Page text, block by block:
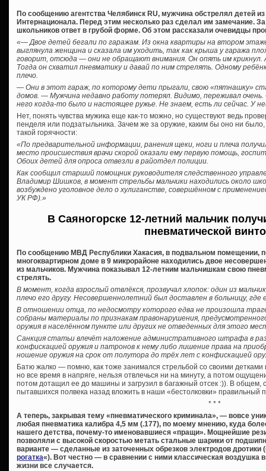
По сообщению агентства Челябинск RU, мужчина обстрелял детей
Интернационала. Перед этим несколько раз сделал им замечание.
школьников ответ в грубой форме. Об этом рассказали очевидцы
«— Двое детей бегали по гаражам. Из окна квартиры на втором
выглянула женщина и сказала им уходить, так как крыша у гаража
говорит, отсюда — они не обращают внимания. Он опять им
Тогда он схватил пневматику и давай по ним стрелять. Одному
плечо.
— Они в этот гараж, по которому дети прыгали, свою «пятнашку»
домов. — Мужчина недавно работу потерял. Видимо, переживал
него когда-то было и настоящее ружье. Не знаем, есть ли сейчас. У
Нет, понять чувства мужика еще как-то можно, но существуют ведь
пенделя или подзатыльника. Зачем же за оружие, каким бы оно ни
такой горячности:
«По предварительной информации, ранения щеки, ноги и плеча
место происшествия врачи скорой оказали ему первую помощь,
Обоих детей для опроса отвезли в райотдел полиции.
Как сообщил старший помощник руководителя следственного
Владимир Шишков, в момент стрельбы мальчики находились около
возбуждено уголовное дело о хулиганстве, совершённом с
УК РФ).»
В Саяногорске 12-летний мальчик
пневматической
По сообщению МВД Республики Хакасия, в подвальном помещении,
многоквартирном доме в 9 микрорайоне находились двое
из мальчиков. Мужчина показывал 12-летним мальчишкам свою
стрелять.
В момент, когда взрослый отвлёкся, прозвучал хлопок: один из
плечо его другу. Несовершеннолетний был доставлен в больницу,
В отношении отца, по недосмотру которого едва не произошла
собраны материалы по признакам правонарушения,
оружия в населённом пункте или других не отведенных для этого
Санкция статьи влечёт наложение административного штрафа в
конфискацией оружия и патронов к нему либо лишение права на
ношение оружия на срок от полутора до трёх лет с конфискацией
Батю жалко — помню, как тоже занимался стрельбой со своими
но все время в напряге, нельзя отвлечься ни на минуту, а потом
потом дотащил ее до машины и загрузил в багажный отсек :)). В общем,
пытавшихся полвека назад вложить в наши «бестолковки»
* * *
А теперь, закрывая тему «пневматического криминала», — вовсе
любая пневматика калибра 4,5 мм (.177), по моему мнению, куда
нашего детства, почему-то именовавшиеся «пращи». Мощнейшие
позволяли с высокой скоростью метать стальные шарики от
варианте — сделанные из заточенных обрезков электродов дротики
рогатка«). Вот честно — в сравнении с ними классическая воздушка
жизни все случается.